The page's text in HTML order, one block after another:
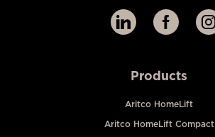
Products
Aritco HomeLift
Aritco HomeLift Compact